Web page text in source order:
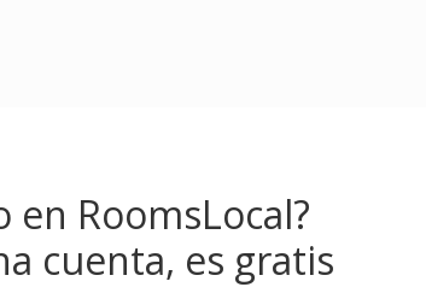
en RoomsLocal?
cuenta, es gratis